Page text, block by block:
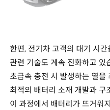
한편, 전기차 고객의 대기 시
관련 기술도 계속 진화하고 있
초급속 충전 시 발생하는 열을
최적의 배터리 소재 개발과 구
이 과정에서 배터리가 뜨거워